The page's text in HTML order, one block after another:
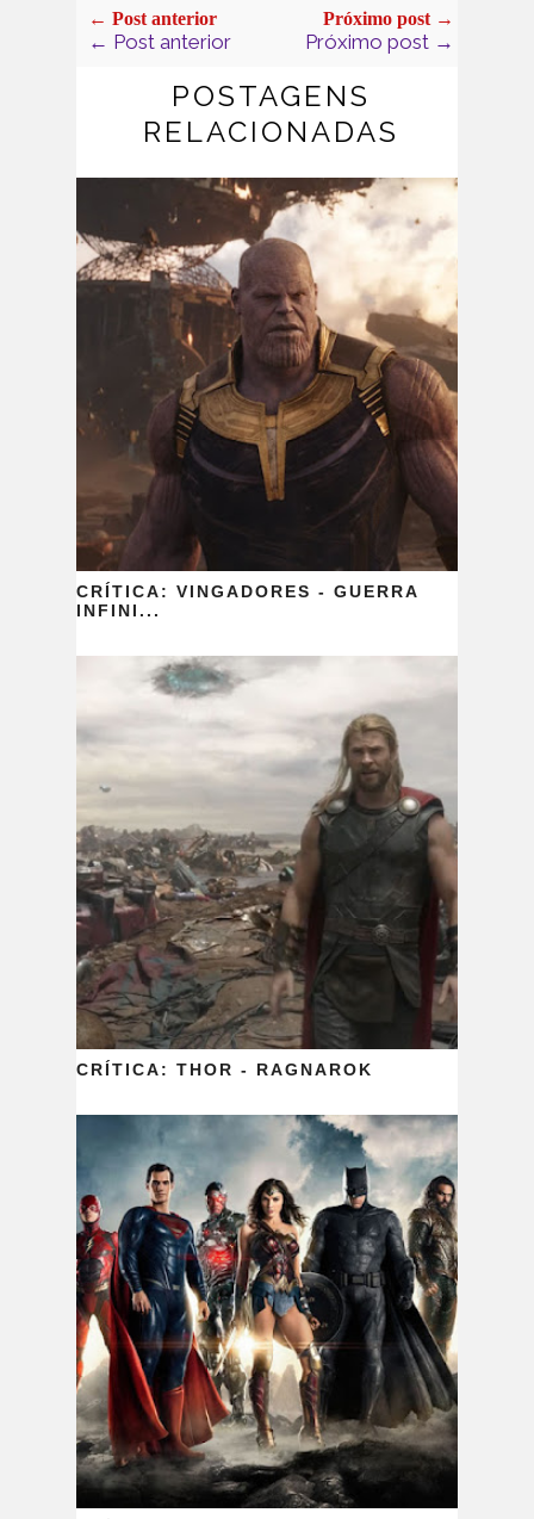
← Post anterior
← Post anterior
Próximo post →
Próximo post →
POSTAGENS
RELACIONADAS
CRÍTICA: VINGADORES - GUERRA
INFINI...
CRÍTICA: THOR - RAGNAROK